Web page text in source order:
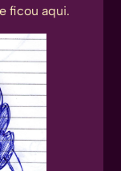
ficou aqui.